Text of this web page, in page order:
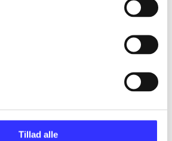
Tillad alle